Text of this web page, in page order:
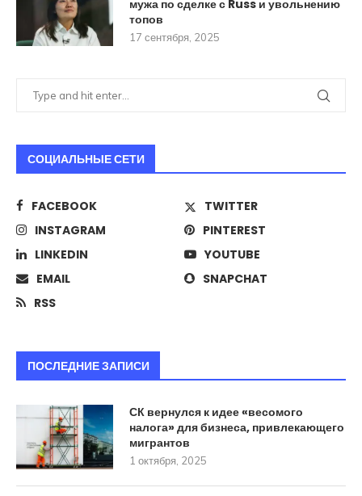
мужа по сделке с Russ и увольнению
топов
17 сентября, 2025
СОЦИАЛЬНЫЕ СЕТИ
FACEBOOK
TWITTER
INSTAGRAM
PINTEREST
LINKEDIN
YOUTUBE
EMAIL
SNAPCHAT
RSS
ПОСЛЕДНИЕ ЗАПИСИ
СК вернулся к идее «весомого
налога» для бизнеса, привлекающего
мигрантов
1 октября, 2025